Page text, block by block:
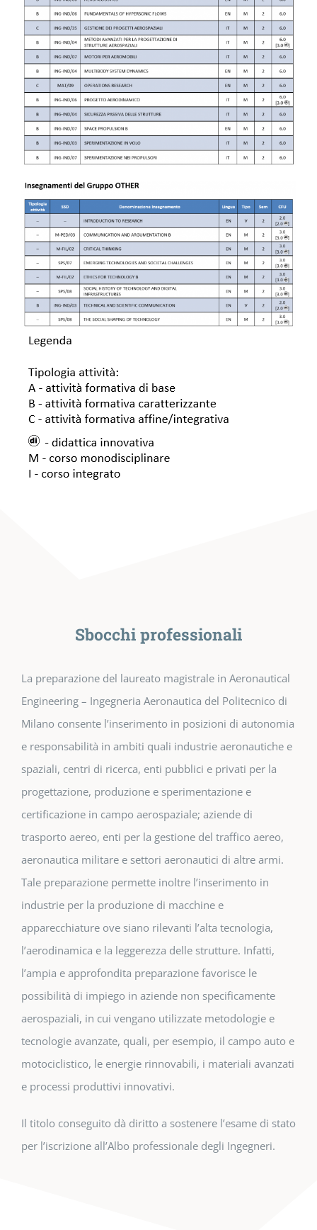
Sbocchi professionali
La preparazione del laureato magistrale in Aeronautical
Engineering – Ingegneria Aeronautica del Politecnico di
Milano consente l’inserimento in posizioni di autonomia
e responsabilità in ambiti quali industrie aeronautiche e
spaziali, centri di ricerca, enti pubblici e privati per la
progettazione, produzione e sperimentazione e
certificazione in campo aerospaziale; aziende di
trasporto aereo, enti per la gestione del traffico aereo,
aeronautica militare e settori aeronautici di altre armi.
Tale preparazione permette inoltre l’inserimento in
industrie per la produzione di macchine e
apparecchiature ove siano rilevanti l’alta tecnologia,
l’aerodinamica e la leggerezza delle strutture. Infatti,
l’ampia e approfondita preparazione favorisce le
possibilità di impiego in aziende non specificamente
aerospaziali, in cui vengano utilizzate metodologie e
tecnologie avanzate, quali, per esempio, il campo auto e
motociclistico, le energie rinnovabili, i materiali avanzati
e processi produttivi innovativi.
Il titolo conseguito dà diritto a sostenere l’esame di stato
per l’iscrizione all’Albo professionale degli Ingegneri.